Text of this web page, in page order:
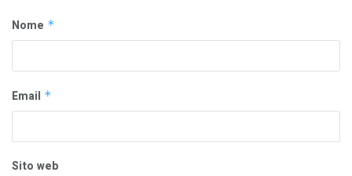
Nome *
Email *
Sito web